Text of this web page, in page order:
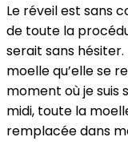
Le réveil est sans
de toute la
serait sans
moelle qu’elle se
moment où je suis
midi, toute la
remplacée dans